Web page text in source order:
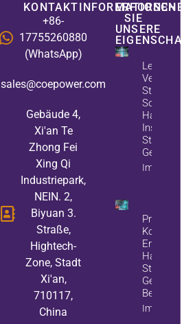
KONTAKTINFORMATIONEN
+86-
17755260880
(WhatsApp)
sales@coepower.com
Gebäude 4,
Xi'an Te
Zhong Fei
Xing Qi
Industriepark,
NEIN. 2,
Biyuan 3.
Straße,
Hightech-
Zone, Stadt
Xi'an,
710117,
China
ERFORSCHEN
SIE
UNSERE
Leitfaden
Sollte Ein
Installiert
Statischer
Generator,
Probleme
Erfahren
Statische
Bessere